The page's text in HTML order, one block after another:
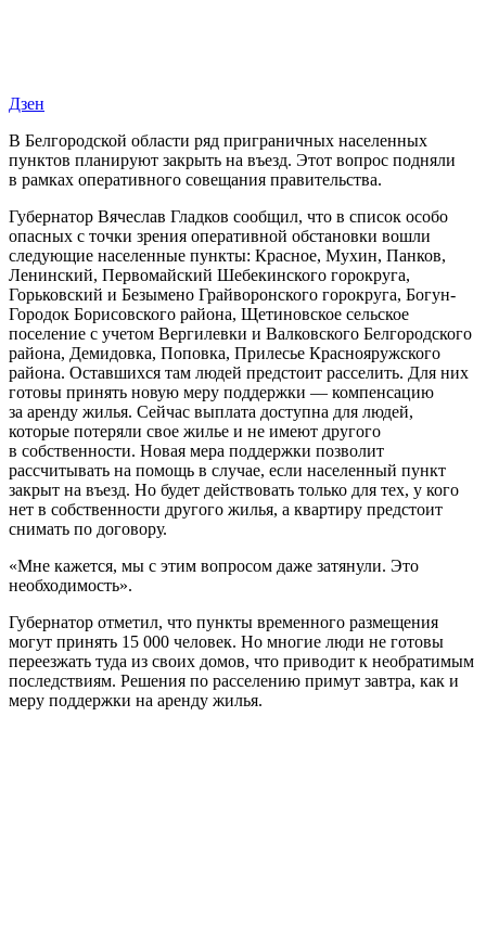
Дзен
В Белгородской области ряд приграничных населенных
пунктов планируют закрыть на въезд. Этот вопрос подняли
в рамках оперативного совещания правительства.
Губернатор Вячеслав Гладков сообщил, что в список особо
опасных с точки зрения оперативной обстановки вошли
следующие населенные пункты: Красное, Мухин, Панков,
Ленинский, Первомайский Шебекинского горокруга,
Горьковский и Безымено Грайворонского горокруга, Богун-
Городок Борисовского района, Щетиновское сельское
поселение с учетом Вергилевки и Валковского Белгородского
района, Демидовка, Поповка, Прилесье Краснояружского
района. Оставшихся там людей предстоит расселить. Для них
готовы принять новую меру поддержки — компенсацию
за аренду жилья. Сейчас выплата доступна для людей,
которые потеряли свое жилье и не имеют другого
в собственности. Новая мера поддержки позволит
рассчитывать на помощь в случае, если населенный пункт
закрыт на въезд. Но будет действовать только для тех, у кого
нет в собственности другого жилья, а квартиру предстоит
снимать по договору.
«Мне кажется, мы с этим вопросом даже затянули. Это
необходимость».
Губернатор отметил, что пункты временного размещения
могут принять 15 000 человек. Но многие люди не готовы
переезжать туда из своих домов, что приводит к необратимым
последствиям. Решения по расселению примут завтра, как и
меру поддержки на аренду жилья.